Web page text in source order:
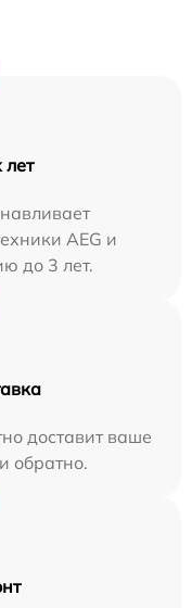
AEG и
до 3 лет.
доставит ваше
обратно.